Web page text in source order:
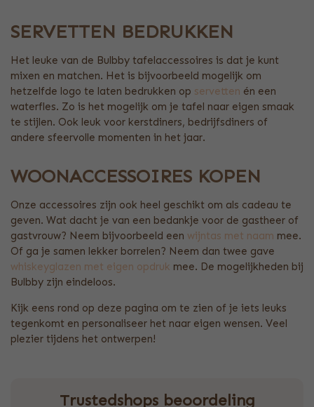
SERVETTEN BEDRUKKEN
Het leuke van de Bulbby tafelaccessoires is dat je kunt
mixen en matchen. Het is bijvoorbeeld mogelijk om
hetzelfde logo te laten bedrukken op servetten én een
waterfles. Zo is het mogelijk om je tafel naar eigen smaak
te stijlen. Ook leuk voor kerstdiners, bedrijfsdiners of
andere sfeervolle momenten in het jaar.
WOONACCESSOIRES KOPEN
Onze accessoires zijn ook heel geschikt om als cadeau te
geven. Wat dacht je van een bedankje voor de gastheer of
gastvrouw? Neem bijvoorbeeld een wijntas met naam mee.
Of ga je samen lekker borrelen? Neem dan twee gave
whiskeyglazen met eigen opdruk mee. De mogelijkheden bij
Bulbby zijn eindeloos.
Kijk eens rond op deze pagina om te zien of je iets leuks
tegenkomt en personaliseer het naar eigen wensen. Veel
plezier tijdens het ontwerpen!
Trustedshops beoordeling